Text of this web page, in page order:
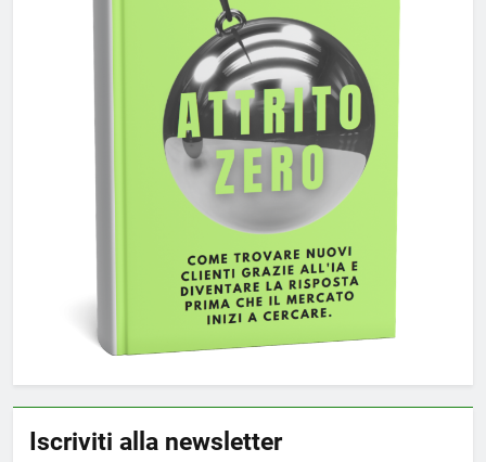
Iscriviti alla newsletter